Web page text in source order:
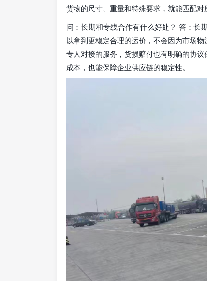
货物的尺寸、重量和特殊要求，就能匹配对
问：长期和专线合作有什么好处？ 答：长
以拿到更稳定合理的运价，不会因为市场
专人对接的服务，货损赔付也有明确的协
成本，也能保障企业供应链的稳定性。